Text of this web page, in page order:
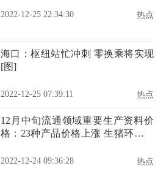
2022-12-25 22:34:30 热点
海口：枢纽站忙冲刺 零换乘将实现
[图]
2022-12-25 07:39:11 热点
12月中旬流通领域重要生产资料价
格：23种产品价格上涨 生猪环比降
2022-12-24 09:36:28 热点